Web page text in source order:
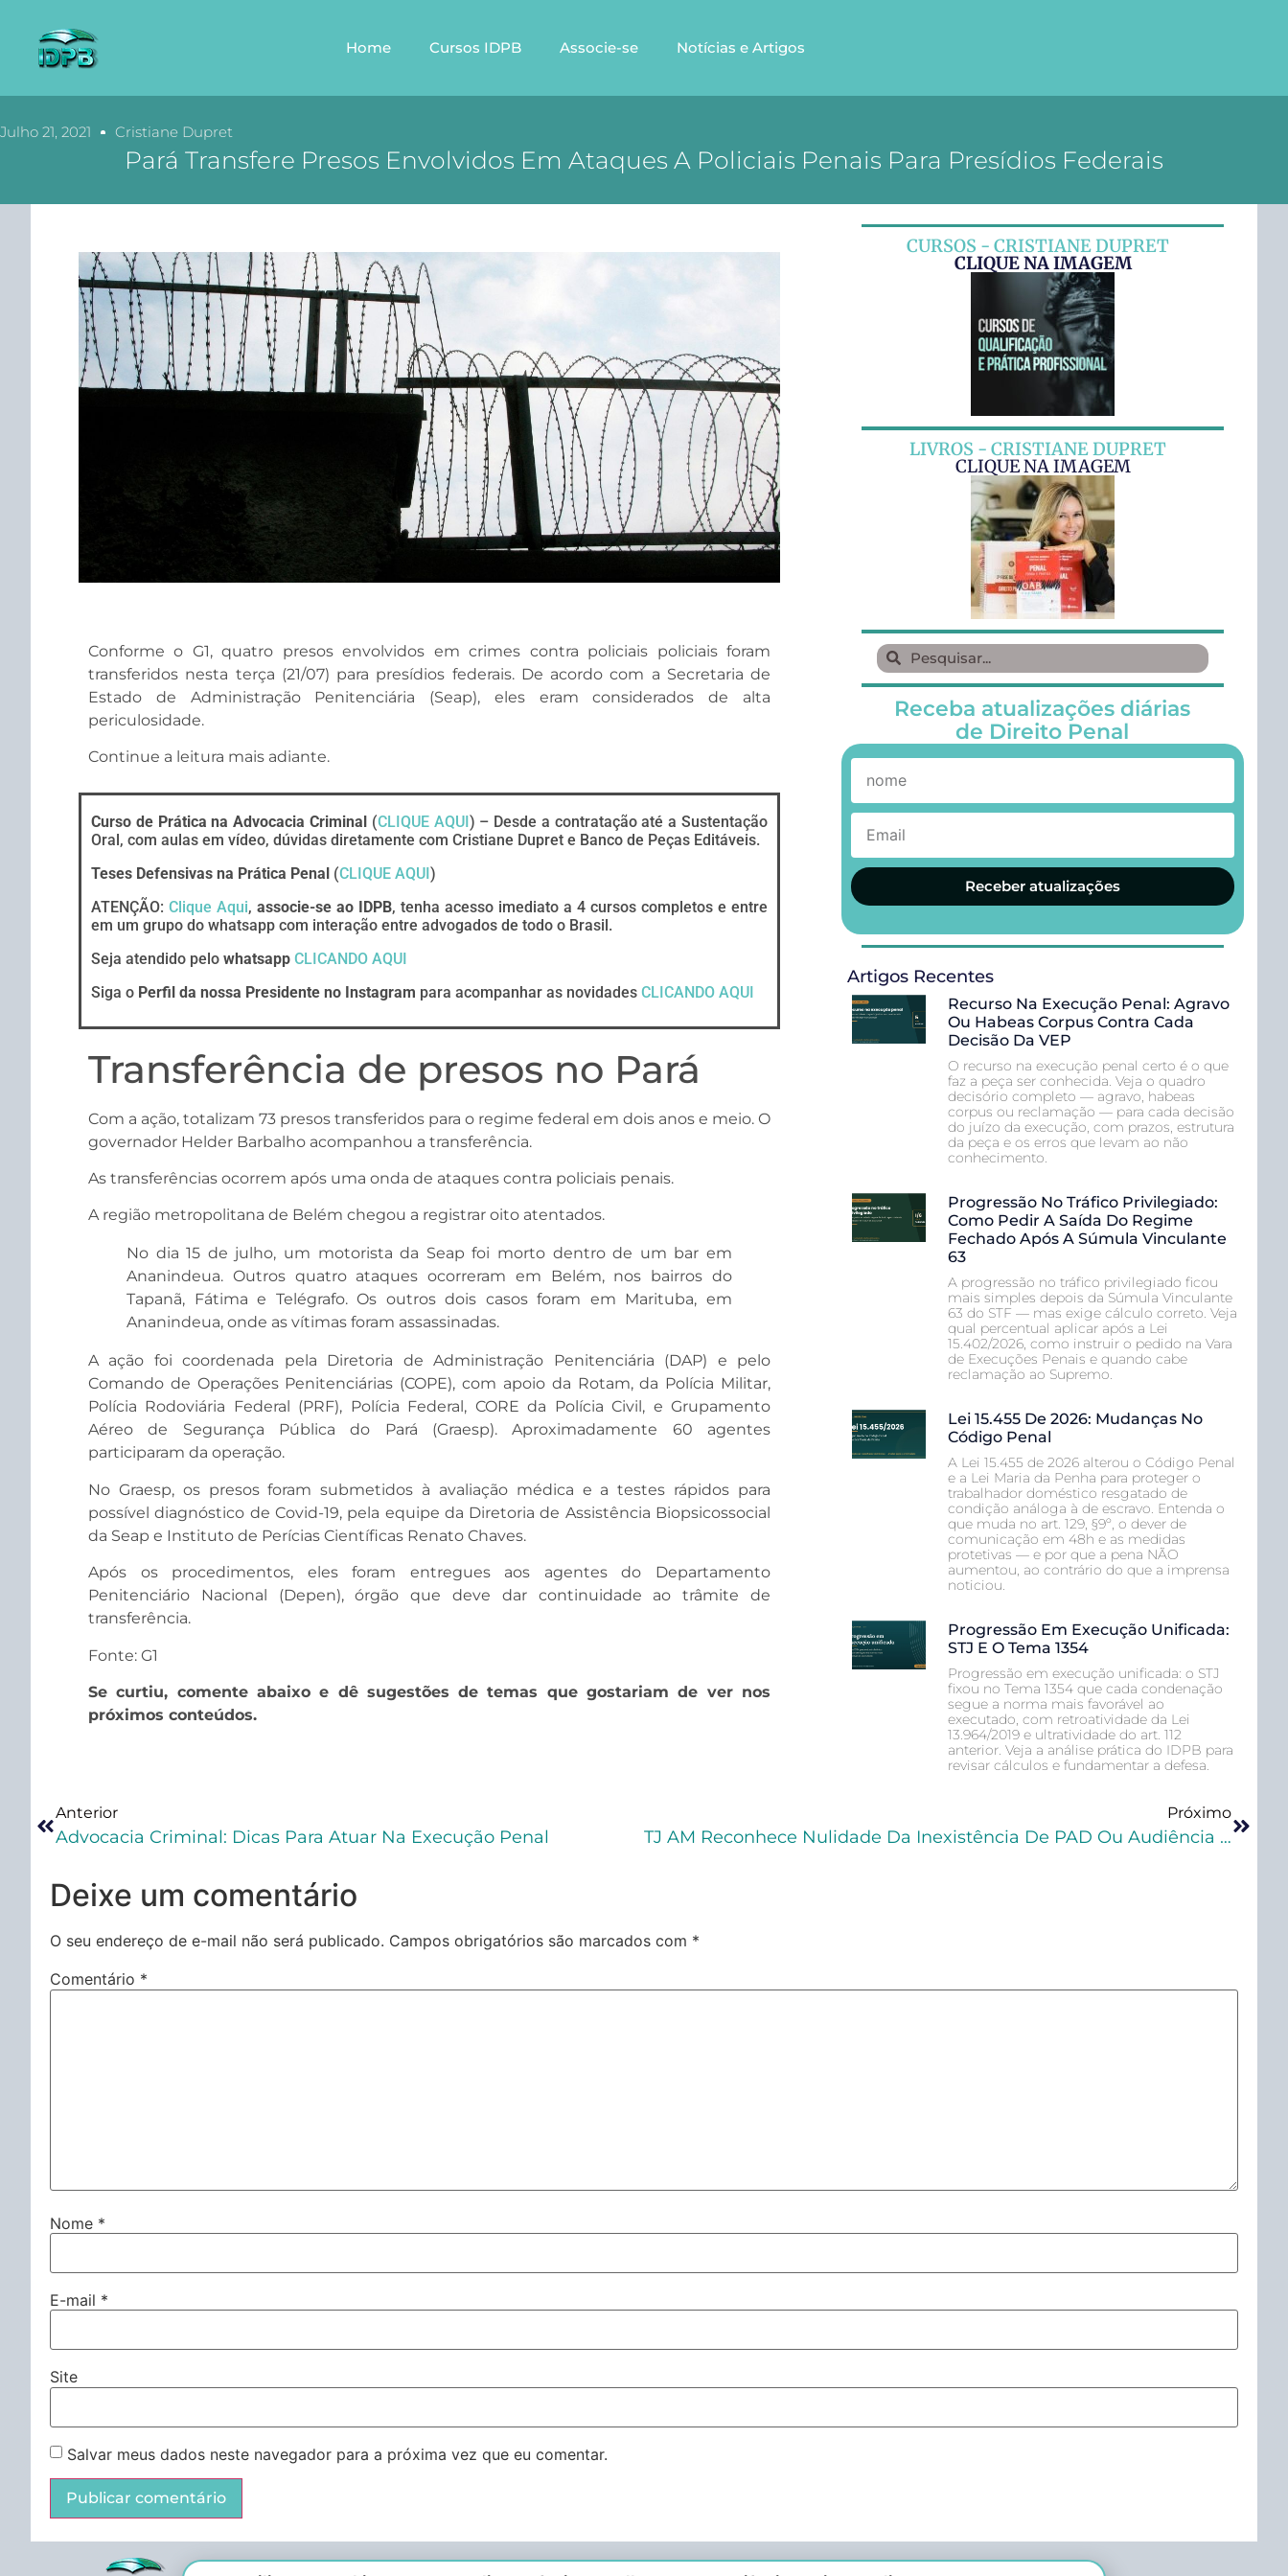
Home Cursos IDPB Associe-se Notícias e Artigos
Julho 21, 2021 Cristiane Dupret
Pará Transfere Presos Envolvidos Em Ataques A Policiais Penais Para Presídios Federais
Conforme o G1, quatro presos envolvidos em crimes contra policiais policiais foram
transferidos nesta terça (21/07) para presídios federais. De acordo com a Secretaria de
Estado de Administração Penitenciária (Seap), eles eram considerados de alta
periculosidade.
Continue a leitura mais adiante.
Curso de Prática na Advocacia Criminal(CLIQUE AQUI) – Desde a contratação até a Sustentação
Oral, com aulas em vídeo, dúvidas diretamente com Cristiane Dupret e Banco de Peças Editáveis.
Teses Defensivas na Prática Penal (CLIQUE AQUI)
ATENÇÃO: Clique Aqui, associe-se ao IDPB, tenha acesso imediato a 4 cursos completos e entre
em um grupo do whatsapp com interação entre advogados de todo o Brasil.
Seja atendido pelo whatsapp CLICANDO AQUI
Siga o Perfil da nossa Presidente no Instagram para acompanhar as novidades CLICANDO AQUI
Transferência de presos no Pará
Com a ação, totalizam 73 presos transferidos para o regime federal em dois anos e meio. O
governador Helder Barbalho acompanhou a transferência.
As transferências ocorrem após uma onda de ataques contra policiais penais.
A região metropolitana de Belém chegou a registrar oito atentados.
No dia 15 de julho, um motorista da Seap foi morto dentro de um bar em
Ananindeua. Outros quatro ataques ocorreram em Belém, nos bairros do
Tapanã, Fátima e Telégrafo. Os outros dois casos foram em Marituba, em
Ananindeua, onde as vítimas foram assassinadas.
A ação foi coordenada pela Diretoria de Administração Penitenciária (DAP) e pelo
Comando de Operações Penitenciárias (COPE), com apoio da Rotam, da Polícia Militar,
Polícia Rodoviária Federal (PRF), Polícia Federal, CORE da Polícia Civil, e Grupamento
Aéreo de Segurança Pública do Pará (Graesp). Aproximadamente 60 agentes
participaram da operação.
No Graesp, os presos foram submetidos à avaliação médica e a testes rápidos para
possível diagnóstico de Covid-19, pela equipe da Diretoria de Assistência Biopsicossocial
da Seap e Instituto de Perícias Científicas Renato Chaves.
Após os procedimentos, eles foram entregues aos agentes do Departamento
Penitenciário Nacional (Depen), órgão que deve dar continuidade ao trâmite de
transferência.
Fonte: G1
Se curtiu, comente abaixo e dê sugestões de temas que gostariam de ver nos
próximos conteúdos.
CURSOS - CRISTIANE DUPRET
CLIQUE NA IMAGEM
LIVROS - CRISTIANE DUPRET
CLIQUE NA IMAGEM
Receba atualizações diárias
de Direito Penal
Receber atualizações
Artigos Recentes
Recurso Na Execução Penal: Agravo
Ou Habeas Corpus Contra Cada
Decisão Da VEP
O recurso na execução penal certo é o que
faz a peça ser conhecida. Veja o quadro
decisório completo — agravo, habeas
corpus ou reclamação — para cada decisão
do juízo da execução, com prazos, estrutura
da peça e os erros que levam ao não
conhecimento.
Progressão No Tráfico Privilegiado:
Como Pedir A Saída Do Regime
Fechado Após A Súmula Vinculante
63
A progressão no tráfico privilegiado ficou
mais simples depois da Súmula Vinculante
63 do STF — mas exige cálculo correto. Veja
qual percentual aplicar após a Lei
15.402/2026, como instruir o pedido na Vara
de Execuções Penais e quando cabe
reclamação ao Supremo.
Lei 15.455 De 2026: Mudanças No
Código Penal
A Lei 15.455 de 2026 alterou o Código Penal
e a Lei Maria da Penha para proteger o
trabalhador doméstico resgatado de
condição análoga à de escravo. Entenda o
que muda no art. 129, §9º, o dever de
comunicação em 48h e as medidas
protetivas — e por que a pena NÃO
aumentou, ao contrário do que a imprensa
noticiou.
Progressão Em Execução Unificada:
STJ E O Tema 1354
Progressão em execução unificada: o STJ
fixou no Tema 1354 que cada condenação
segue a norma mais favorável ao
executado, com retroatividade da Lei
13.964/2019 e ultratividade do art. 112
anterior. Veja a análise prática do IDPB para
revisar cálculos e fundamentar a defesa.
Anterior
Advocacia Criminal: Dicas Para Atuar Na Execução Penal
Próximo
TJ AM Reconhece Nulidade Da Inexistência De PAD Ou Audiência De Justificação Para Reconhecimento De Falta Grave
Deixe um comentário
O seu endereço de e-mail não será publicado. Campos obrigatórios são marcados com *
Comentário *
Nome *
E-mail *
Site
Salvar meus dados neste navegador para a próxima vez que eu comentar.